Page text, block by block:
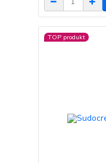
TOP produkt